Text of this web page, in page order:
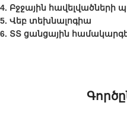
4. Բջջային հավելվածների
5. Վեբ տեխնալոգիա
6. ՏՏ ցանցային